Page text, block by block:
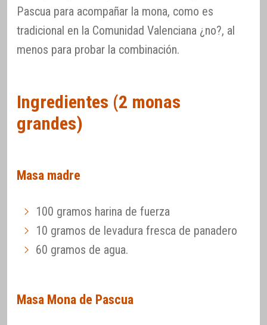
Pascua para acompañar la mona, como es
tradicional en la Comunidad Valenciana ¿no?, al
menos para probar la combinación.
Ingredientes (2 monas
grandes)
Masa madre
100 gramos harina de fuerza
10 gramos de levadura fresca de panadero
60 gramos de agua.
Masa Mona de Pascua